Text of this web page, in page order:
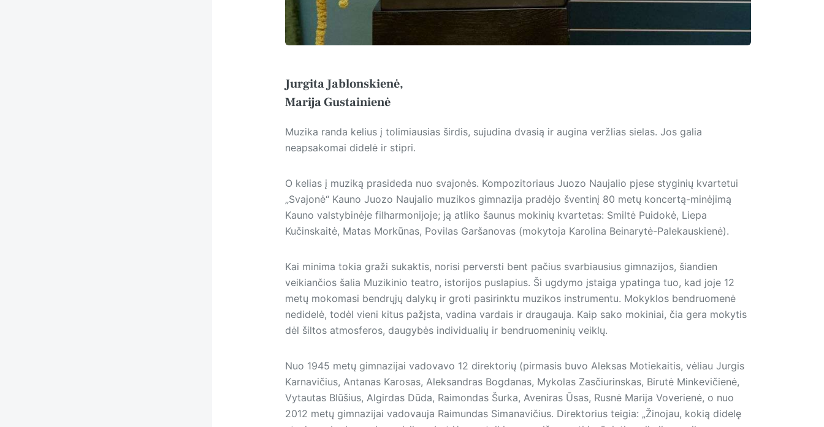
Jurgita Jablonskienė,
Marija Gustainienė
Muzika randa kelius į tolimiausias širdis, sujudina dvasią ir augina veržlias sielas. Jos galia
neapsakomai didelė ir stipri.
O kelias į muziką prasideda nuo svajonės. Kompozitoriaus Juozo Naujalio pjese styginių kvartetui
„Svajonė“ Kauno Juozo Naujalio muzikos gimnazija pradėjo šventinį 80 metų koncertą-minėjimą
Kauno valstybinėje filharmonijoje; ją atliko šaunus mokinių kvartetas: Smiltė Puidokė, Liepa
Kučinskaitė, Matas Morkūnas, Povilas Garšanovas (mokytoja Karolina Bei­na­rytė-Palekauskienė).
Kai minima tokia graži sukaktis, norisi perversti bent pačius svarbiausius gimnazijos, šiandien
veikiančios šalia Muzikinio teatro, istorijos puslapius. Ši ugdymo įstaiga ypatinga tuo, kad joje 12
metų mokomasi bendrųjų dalykų ir groti pasirinktu muzikos instrumen­tu. Mokyklos bendruomenė
nedidelė, todėl vieni kitus pažįsta, vadina vardais ir draugauja. Kaip sako mokiniai, čia gera mokytis
dėl šiltos atmosferos, daugybės individualių ir bendruomeninių veiklų.
Nuo 1945 metų gimnazijai vadovavo 12 direktorių (pirmasis buvo Aleksas Motiekaitis, vėliau Jurgis
Karnavičius, Antanas Karosas, Aleksandras Bogdanas, Mykolas Zasčiurinskas, Birutė Minkevičienė,
Vytautas Blūšius, Algirdas Dūda, Raimondas Šurka, Aveniras Ūsas, Rusnė Marija Voverienė, o nuo
2012 metų gimnazijai vadovauja Raimundas Simanavičius. Direktorius teigia: „Žinojau, kokią didelę